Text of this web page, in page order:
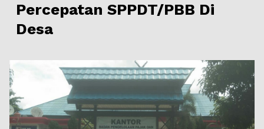
Percepatan SPPDT/PBB Di
Desa